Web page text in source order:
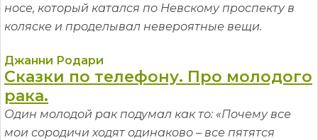
носе, который катался по Невскому проспекту в
коляске и проделывал невероятные вещи.
Джанни Родари
Сказки по телефону. Про молодого
рака.
Один молодой рак подумал как то: «Почему все
мои сородичи ходят одинаково – все пятятся